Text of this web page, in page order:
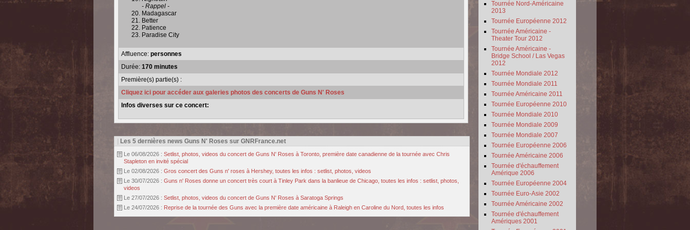
- Rappel -
Madagascar
Better
Patience
Paradise City
Affluence: personnes
Durée: 170 minutes
Première(s) partie(s) :
Cliquez ici pour accéder aux galeries photos des concerts de Guns N' Roses
Infos diverses sur ce concert:
Les 5 dernières news Guns N' Roses sur GNRFrance.net
Le 06/08/2026 : Setlist, photos, videos du concert de Guns N' Roses à Toronto, première date canadienne de la tournée avec Chris
Stapleton en invité spécial
Le 02/08/2026 : Gros concert des Guns n' roses à Hershey, toutes les infos : setlist, photos, videos
Le 30/07/2026 : Guns n' Roses donne un concert très court à Tinley Park dans la banlieue de Chicago, toutes les infos : setlist, photos,
videos
Le 27/07/2026 : Setlist, photos, videos du concert de Guns N' Roses à Saratoga Springs
Le 24/07/2026 : Reprise de la tournée des Guns avec la première date américaine à Raleigh en Caroline du Nord, toutes les infos
Tournée Nord-Américaine
2013
Tournée Européenne 2012
Tournée Américaine -
Theater Tour 2012
Tournée Américaine -
Bridge School / Las Vegas
2012
Tournée Mondiale 2012
Tournée Mondiale 2011
Tournée Américaine 2011
Tournée Européenne 2010
Tournée Mondiale 2010
Tournée Mondiale 2009
Tournée Mondiale 2007
Tournée Européenne 2006
Tournée Américaine 2006
Tournée d'échauffement
Amérique 2006
Tournée Européenne 2004
Tournée Euro-Asie 2002
Tournée Américaine 2002
Tournée d'échauffement
Amériques 2001